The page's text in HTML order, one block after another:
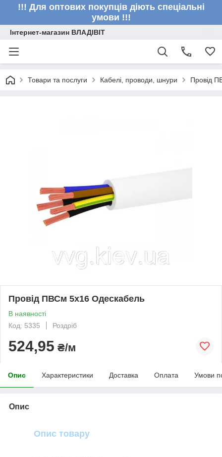
!!! Для оптових покупців діють спеціальні
умови !!!
Інтернет-магазин ВЛАДІВІТ
Товари та послуги Кабелі, проводи, шнури Провід
Провід ПВСм 5х16 Одескабель
В наявності
Код: 5335
Роздріб
524,95 ₴/м
Опис Характеристики Доставка Оплата Умови
Опис
Опис товару